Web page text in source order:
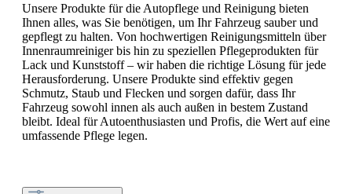
Unsere Produkte für die Autopflege und Reinigung bieten
Ihnen alles, was Sie benötigen, um Ihr Fahrzeug sauber und
gepflegt zu halten. Von hochwertigen Reinigungsmitteln über
Innenraumreiniger bis hin zu speziellen Pflegeprodukten für
Lack und Kunststoff – wir haben die richtige Lösung für jede
Herausforderung. Unsere Produkte sind effektiv gegen
Schmutz, Staub und Flecken und sorgen dafür, dass Ihr
Fahrzeug sowohl innen als auch außen in bestem Zustand
bleibt. Ideal für Autoenthusiasten und Profis, die Wert auf eine
umfassende Pflege legen.